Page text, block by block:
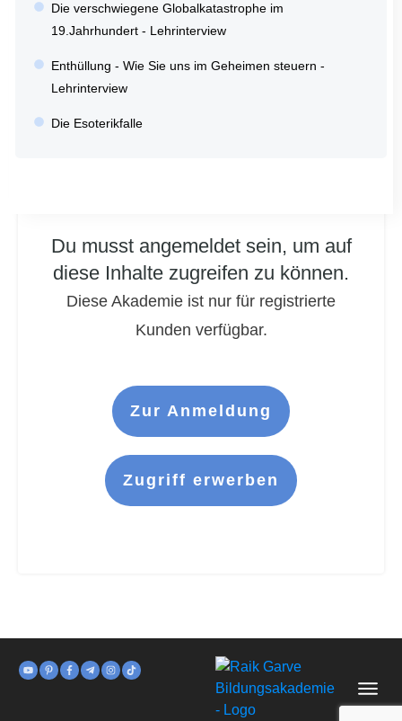
Du musst angemeldet sein, um auf
diese Inhalte zugreifen zu können.
Diese Akademie ist nur für registrierte
Kunden verfügbar.
Zur Anmeldung
Zugriff erwerben
Die verschwiegene Globalkatastrophe im
19.Jahrhundert - Lehrinterview
Enthüllung - Wie Sie uns im Geheimen steuern -
Lehrinterview
Die Esoterikfalle